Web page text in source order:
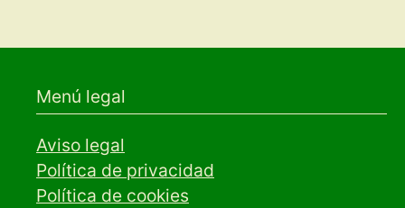
Menú legal
Aviso legal
Política de privacidad
Política de cookies